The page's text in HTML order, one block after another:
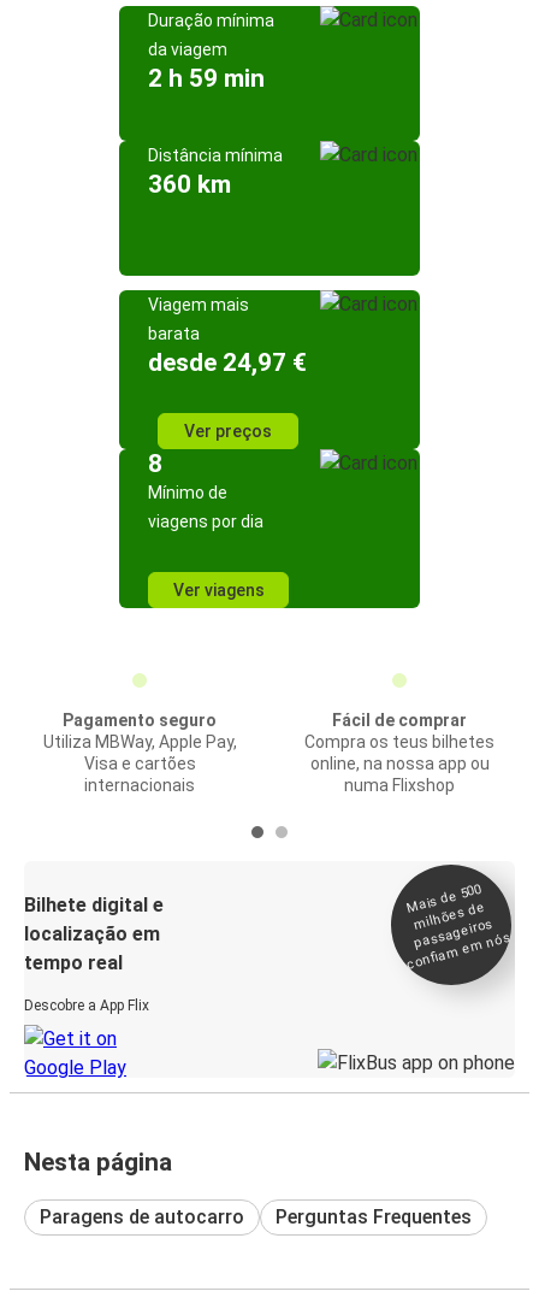
Duração mínima
da viagem
2 h 59 min
Distância mínima
360 km
Viagem mais
barata
desde 24,97 €
Ver preços
8
Mínimo de
viagens por dia
Ver viagens
Pagamento seguro
Utiliza MBWay, Apple Pay,
Visa e cartões
internacionais
Fácil de comprar
Compra os teus bilhetes
online, na nossa app ou
numa Flixshop
Bilhete digital e
localização em
tempo real
Descobre a App Flix
Mais de 500
milhões de
passageiros
confia
m e
m nós
Nesta página
Paragens de autocarro Perguntas Frequentes